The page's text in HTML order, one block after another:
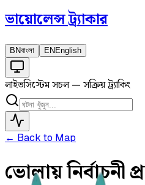
ভায়োলেন্সট্র্যাকার
BNবাংলা EN English
লাইভসিস্টেম সচল — সক্রিয় ট্র্যাকিং
← Back to Map
ভোলায় নির্বাচনী